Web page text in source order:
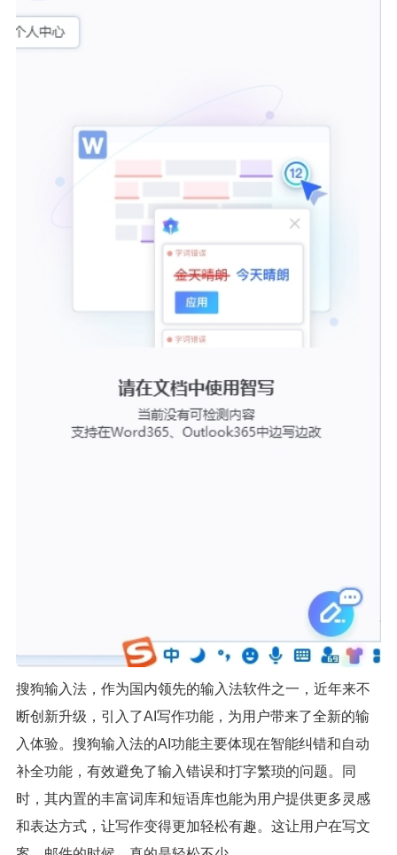
搜狗输入法，作为国内领先的输入法软件之一，近年来不
断创新升级，引入了AI写作功能，为用户带来了全新的输
入体验。搜狗输入法的AI功能主要体现在智能纠错和自动
补全功能，有效避免了输入错误和打字繁琐的问题。同
时，其内置的丰富词库和短语库也能为用户提供更多灵感
和表达方式，让写作变得更加轻松有趣。这让用户在写文